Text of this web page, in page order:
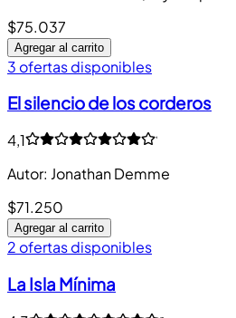
$75.037
Agregar al carrito
3 ofertas disponibles
El silencio de los corderos
4,1
Autor: Jonathan Demme
$71.250
Agregar al carrito
2 ofertas disponibles
La Isla Mínima